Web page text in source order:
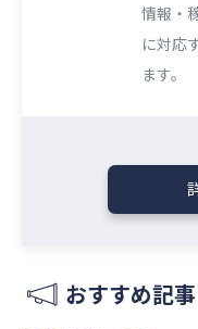
情報・
に対応
ます。
おすすめ記事